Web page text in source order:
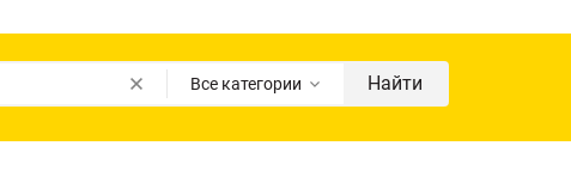
Все категории Найти